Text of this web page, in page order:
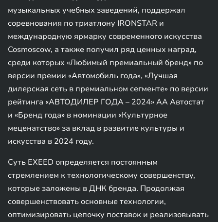
музыкальных учебных заведений, поддержал
соревнования по триатлону IRONSTAR и
международную ярмарку современного искусства
Cosmoscow, а также получил ряд ценных наград,
среди которых «Любимый премиальный бренд» по
версии премии «Автомобиль года», «Лучшая
дилерская сеть в премиальном сегменте» по версии
рейтинга «АВТОДИЛЕР ГОДА – 2024» АА Автостат
и «Бренд года» в номинации «Культурное
меценатство» за вклад в развитие культуры и
искусства в 2024 году.
Суть EXEED определяется постоянным
стремлением к технологическому совершенству,
которые заложены в ДНК бренда. Продолжая
совершенствовать основные технологии,
оптимизировать цепочку поставок и реализовывать